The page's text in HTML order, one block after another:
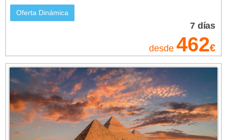
Oferta Dinámica
7 días
462€
desde